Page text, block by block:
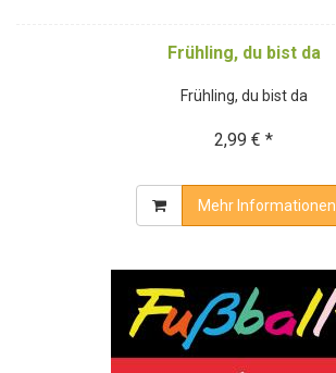
Frühling, du bist da
Frühling, du bist da
2,99 € *
Mehr Informationen